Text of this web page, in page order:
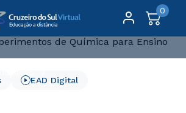
0
de Química para Ensino Médio
EAD Digital